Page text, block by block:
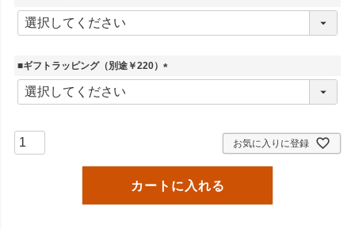
(
■ギフトラッピング（別途￥220）
(
お気に入りに登録
カートに入れる